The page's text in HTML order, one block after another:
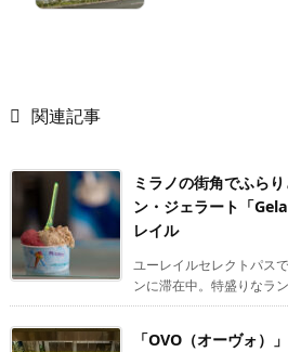
 関連記事
ミラノの街角でふら
ン・ジェラート「
レイル
ユーレイルセレクトパス
ンに滞在中。特盛りなラ
「OVO（オーヴォ）